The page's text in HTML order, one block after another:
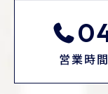
営業時